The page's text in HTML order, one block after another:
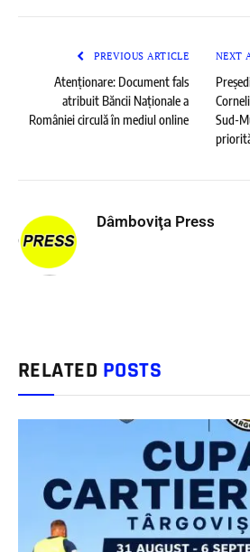
PREVIOUS ARTICLE
Atenționare: Document fals
atribuit Băncii Naționale a
României circulă în mediul online
NEXT
Sud-
Dâmboviţa Press
RELATED POSTS